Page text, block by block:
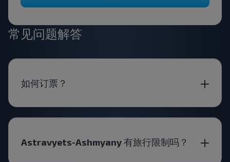
常见问题解答
如何订票？
Astravyets-Ashmyany 有旅行限制吗？